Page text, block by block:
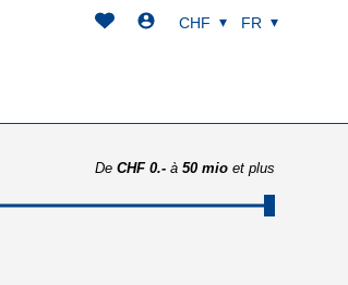
CHF FR
De CHF 0.- à 50 mio et plus